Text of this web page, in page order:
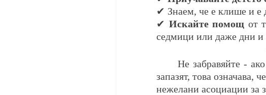
✔ Знаем, че е клише и е
✔ Искайте помощ от
седмици или даже дни и
Не забравяйте -
запазят, това означава,
нежелани асоциации за